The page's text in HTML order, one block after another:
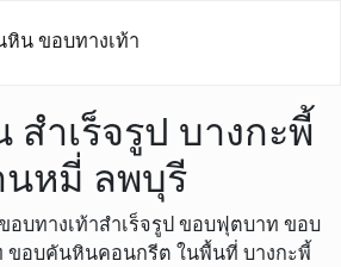
น ขอบทางเท้า
ำเร็จรูป บางกะพี้
หมี่ ลพบุรี
บทางเท้าสำเร็จรูป ขอบฟุตบาท ขอบ
อบคันหินคอนกรีต ในพื้นที่ บางกะพี้